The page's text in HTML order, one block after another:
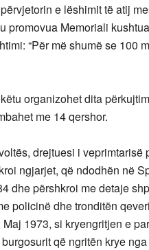
e lëshimit të atij
promovua Memoriali
“Për më shumë se 100
organizohet dita
me 14 qershor.
drejtuesi i
ngjarjet, që ndodhën në
dhe përshkroi me detaje
policinë dhe tronditën
1973, si kryengritjen e
që ngritën krye